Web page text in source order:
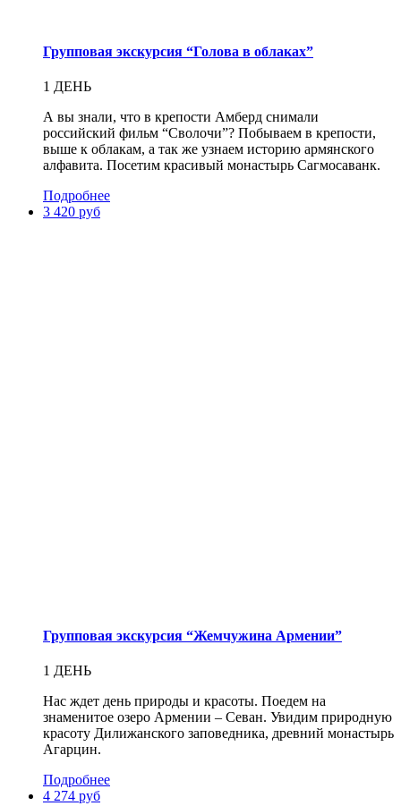
Групповая экскурсия “Голова в облаках”
1 ДЕНЬ
А вы знали, что в крепости Амберд снимали
российский фильм “Сволочи”? Побываем в крепости,
выше к облакам, а так же узнаем историю армянского
алфавита. Посетим красивый монастырь Сагмосаванк.
Подробнее
3 420 руб
Групповая экскурсия “Жемчужина Армении”
1 ДЕНЬ
Нас ждет день природы и красоты. Поедем на
знаменитое озеро Армении – Севан. Увидим природную
красоту Дилижанского заповедника, древний монастырь
Агарцин.
Подробнее
4 274 руб